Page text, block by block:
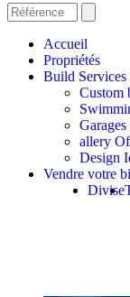
Accueil
Propriétés
Build Services
Custom
allery
Design
Vendre votre
Divise